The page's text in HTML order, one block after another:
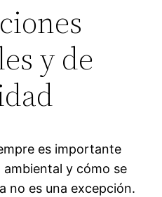
y de
es importante
y cómo se
no es una excepción.